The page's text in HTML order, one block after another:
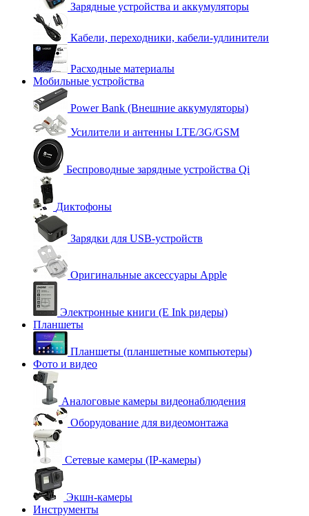
Зарядные устройства и аккумуляторы
Кабели, переходники, кабели-удлинители
Расходные материалы
Мобильные устройства
Power Bank (Внешние аккумуляторы)
Усилители и антенны LTE/3G/GSM
Беспроводные зарядные устройства Qi
Диктофоны
Зарядки для USB-устройств
Оригинальные аксессуары Apple
Электронные книги (E Ink ридеры)
Планшеты
Планшеты (планшетные компьютеры)
Фото и видео
Аналоговые камеры видеонаблюдения
Оборудование для видеомонтажа
Сетевые камеры (IP-камеры)
Экшн-камеры
Инструменты